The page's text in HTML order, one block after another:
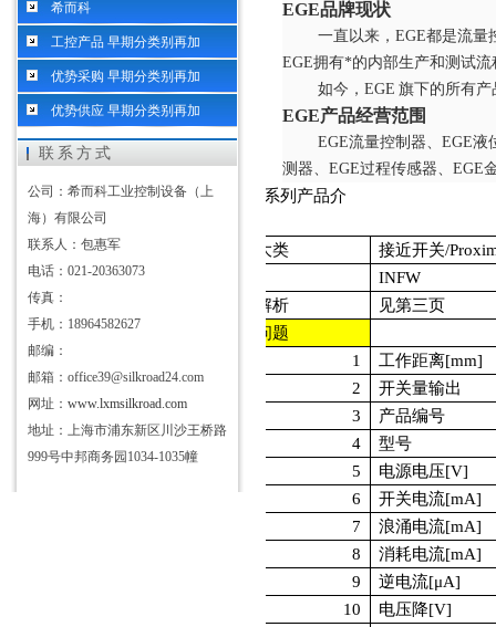
希而科
工控产品 早期分类别再加
优势采购 早期分类别再加
优势供应 早期分类别再加
联系方式
公司：希而科工业控制设备（上
海）有限公司
联系人：包惠军
电话：021-20363073
传真：
手机：18964582627
邮编：
邮箱：office39@silkroad24.com
网址： www.lxmsilkroad.com
地址：上海市浦东新区川沙王桥路
999号中邦商务园1034-1035幢
EGE品牌现状
一直以来， EGE都是流量
EGE拥有*的内部生产和测试
如今， EGE 旗下的所有产
EGE产品经营范围
EGE流量控制器、EGE液
测器、EGE过程传感器、EGE
系列产品介
产品大类
接近开关/
INFW
型号解析
见第三页
选型问题
1
工作距离[mm]
2
开关量输出
3
产品编号
4
型号
5
电源电压[V]
6
开关电流[mA]
7
浪涌电流[mA]
8
消耗电流[mA]
9
逆电流[μA]
10
电压降[V]